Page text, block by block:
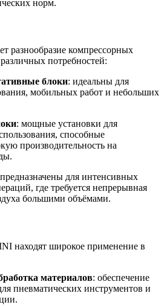
норм.
разнообразие компрессорных
потребностей:
блоки: идеальны для
мобильных работ и небольших
: мощные установки для
способные
производительность на
для интенсивных
где требуется непрерывная
большими объёмами.
находят широкое применение в
материалов: обеспечение
пневматических инструментов и